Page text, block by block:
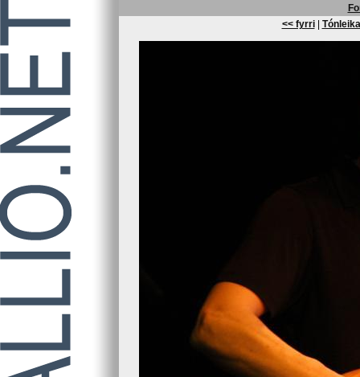
<< fyrri|